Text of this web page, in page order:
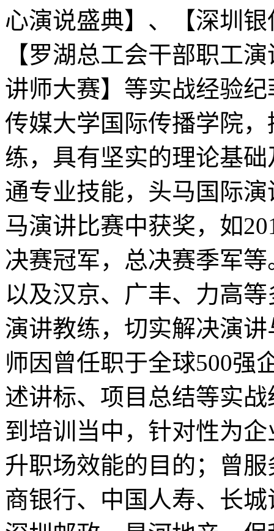
心演说盛典】、【深圳
【罗湖总工会干部职工
讲师大赛】等实战经验
传媒大学国际传播学院
练，具有坚实的理论基
通专业技能，头马国际
马演讲比赛中获奖，如
决赛冠军，总决赛季军
以及汉京、广丰、力高
演讲教练，切实解决演
师因曾任职于全球500强
述讲标、项目总结等实
到培训当中，针对性为
升职场效能的目的；曾
商银行、中国人寿、长